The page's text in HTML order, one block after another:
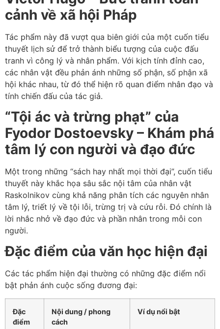
cảnh về xã hội Pháp
Tác phẩm này đã vượt qua biên giới của một cuốn tiểu
thuyết lịch sử để trở thành biểu tượng của cuộc đấu
tranh vì công lý và nhân phẩm. Với kịch tính đỉnh cao,
các nhân vật đều phản ánh những số phận, số phận xã
hội khác nhau, từ đó thể hiện rõ quan điểm nhân đạo và
tính chiến đấu của tác giả.
“Tội ác và trừng phạt” của
Fyodor Dostoevsky – Khám phá
tâm lý con người và đạo đức
Một trong những “sách hay nhất mọi thời đại”, cuốn tiểu
thuyết này khắc họa sâu sắc nội tâm của nhân vật
Raskolnikov cùng khả năng phân tích các nguyên nhân
tâm lý, triết lý về tội lỗi, trừng trị và cứu rỗi. Đó chính là
lời nhắc nhở về đạo đức và phần nhân trong mỗi con
người.
Đặc điểm của văn học hiện đại
Các tác phẩm hiện đại thường có những đặc điểm nổi
bật phản ánh cuộc sống đương đại:
Đặc
điểm
Nội dung / phong
cách
Ví dụ nổi bật